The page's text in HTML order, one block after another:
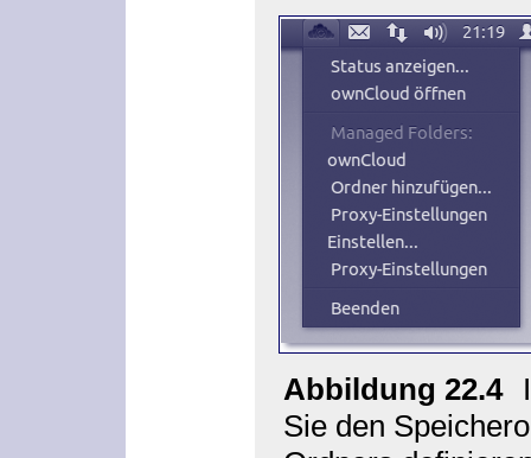
Abbildung 22.4
Sie den